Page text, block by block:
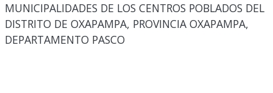
MUNICIPALIDADES DE LOS CENTROS POBLADOS DEL
DISTRITO DE OXAPAMPA, PROVINCIA OXAPAMPA,
DEPARTAMENTO PASCO